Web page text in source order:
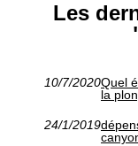
Les
10/7/2020Quel
la
24/1/2019